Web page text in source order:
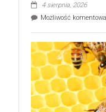
4 sierpnia, 2026
Możliwość